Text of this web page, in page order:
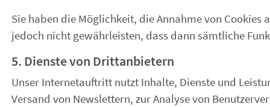
Sie haben die Möglichkeit, die Annahme von
jedoch nicht gewährleisten, dass dann sämtliche
5. Dienste von Drittanbietern
Unser Internetauftritt nutzt Inhalte, Dienste und
Versand von Newslettern, zur Analyse von